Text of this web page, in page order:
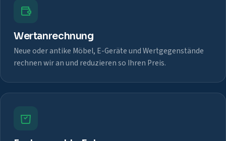
Wertanrechnung
Neue oder antike Möbel, E-Geräte und Wertgegenstände
rechnen wir an und reduzieren so Ihren Preis.